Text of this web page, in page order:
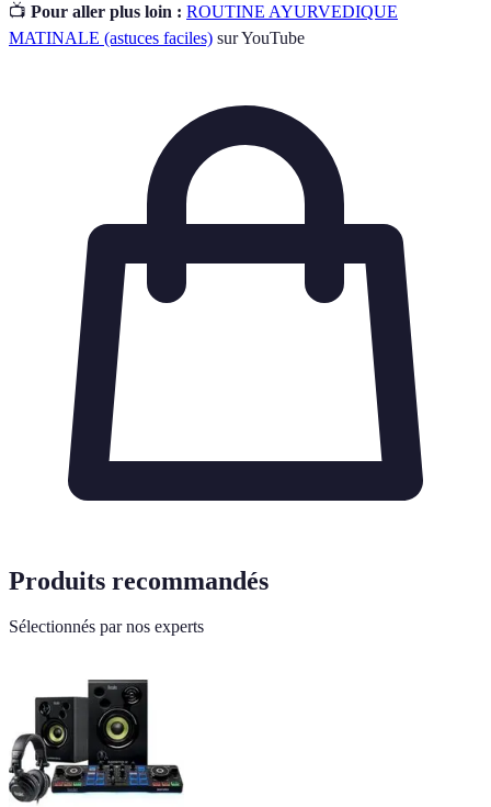
📺 Pour aller plus loin : ROUTINE AYURVEDIQUE
MATINALE (astuces faciles) sur YouTube
Produits recommandés
Sélectionnés par nos experts